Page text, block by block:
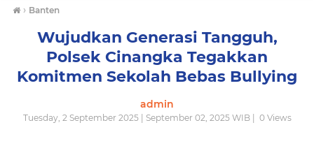
› Banten
Wujudkan Generasi Tangguh,
Polsek Cinangka Tegakkan
Komitmen Sekolah Bebas Bullying
admin
Tuesday, 2 September 2025 | September 02, 2025 WIB | 0Views